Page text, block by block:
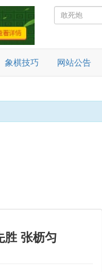
象棋技巧 网站公告
胜 张枥匀